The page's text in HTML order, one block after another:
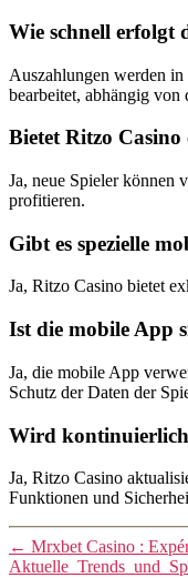
Wie schnell erfolgt
Auszahlungen werden
bearbeitet, abhängig von
Bietet Ritzo
Ja, neue Spieler können
profitieren.
Gibt es spezielle
Ja, Ritzo Casino bietet
Ist die mobile App
Ja, die mobile App
Schutz der Daten der
Wird
Ja, Ritzo Casino
Funktionen und
← Mrxbet Casino :